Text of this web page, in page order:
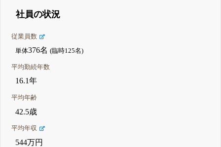
社員の状況
従業員数
単体376名(臨時125名)
平均勤続年数
16.1年
平均年齢
42.5歳
平均年収
544万円